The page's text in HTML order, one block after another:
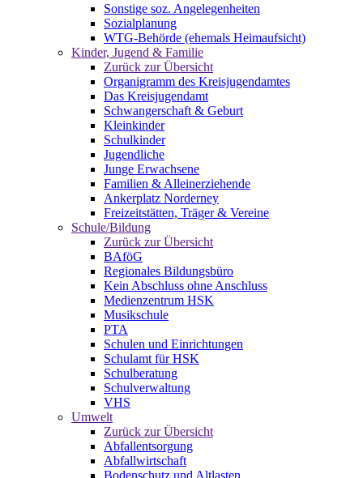
Sonstige soz. Angelegenheiten
Sozialplanung
WTG-Behörde (ehemals Heimaufsicht)
Kinder, Jugend & Familie
Zurück zur Übersicht
Organigramm des Kreisjugendamtes
Das Kreisjugendamt
Schwangerschaft & Geburt
Kleinkinder
Schulkinder
Jugendliche
Junge Erwachsene
Familien & Alleinerziehende
Ankerplatz Norderney
Freizeitstätten, Träger & Vereine
Schule/Bildung
Zurück zur Übersicht
BAföG
Regionales Bildungsbüro
Kein Abschluss ohne Anschluss
Medienzentrum HSK
Musikschule
PTA
Schulen und Einrichtungen
Schulamt für HSK
Schulberatung
Schulverwaltung
VHS
Umwelt
Zurück zur Übersicht
Abfallentsorgung
Abfallwirtschaft
Bodenschutz und Altlasten